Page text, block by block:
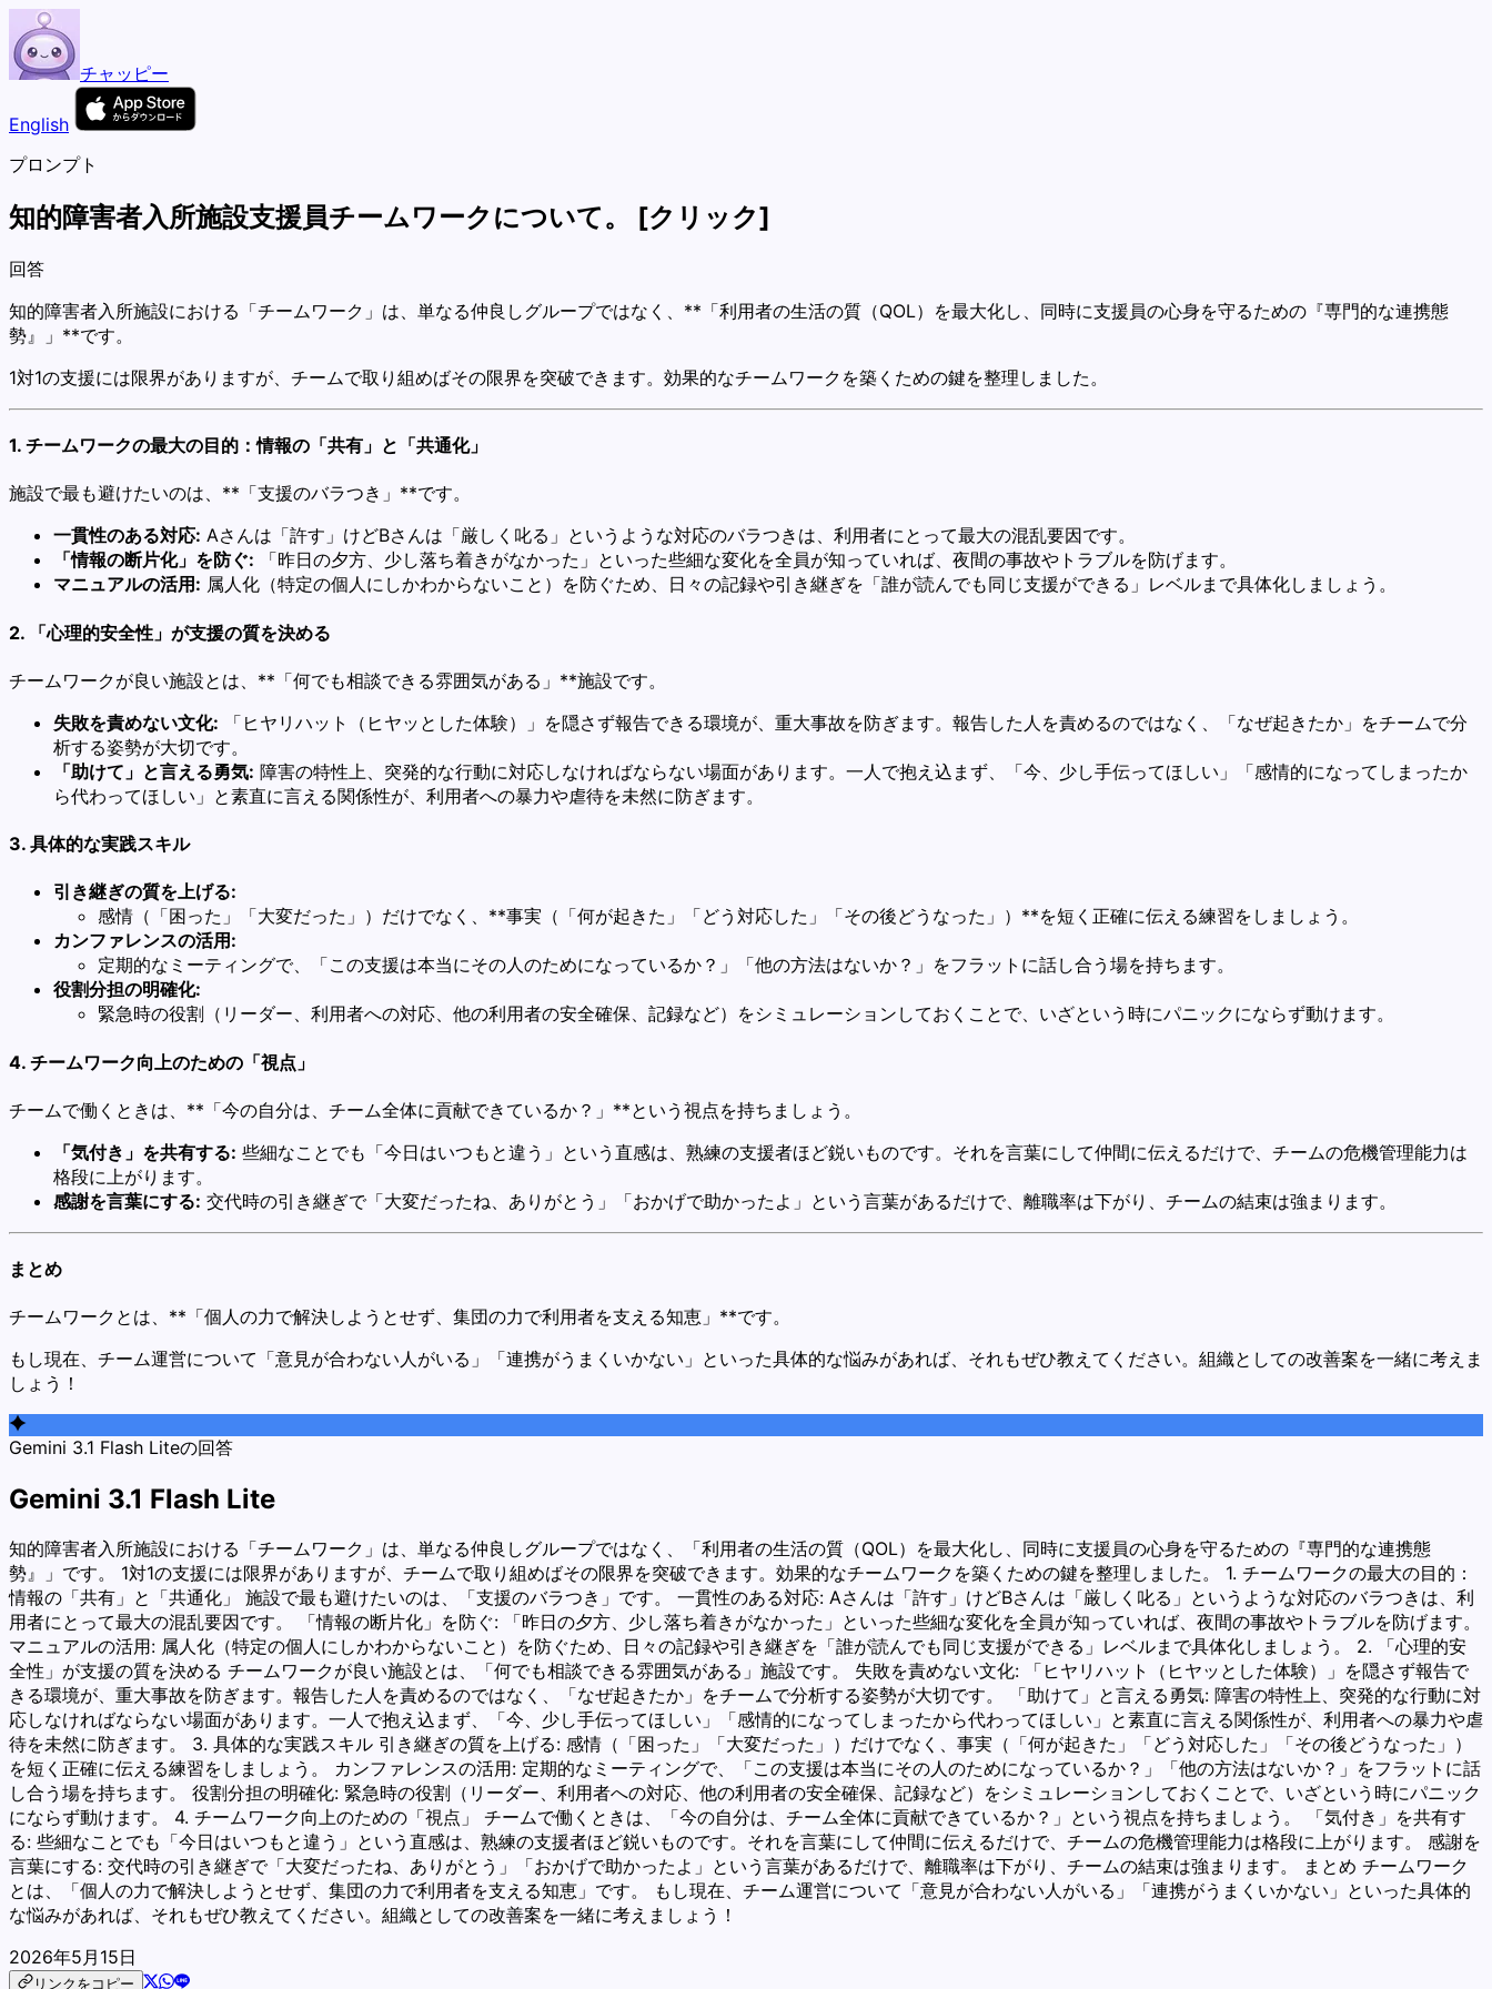
チャッピー
English
プロンプト
知的障害者入所施設支援員チームワークについて。 [クリック]
回答
知的障害者入所施設における「チームワーク」は、単なる仲良しグループではなく、**「利用者の生活の質（QOL）を最大化し、同時に支援員の心身を守るための『専門的な連携態
勢』」**です。
1対1の支援には限界がありますが、チームで取り組めばその限界を突破できます。効果的なチームワークを築くための鍵を整理しました。
1. チームワークの最大の目的：情報の「共有」と「共通化」
施設で最も避けたいのは、**「支援のバラつき」**です。
一貫性のある対応: Aさんは「許す」けどBさんは「厳しく叱る」というような対応のバラつきは、利用者にとって最大の混乱要因です。
「情報の断片化」を防ぐ: 「昨日の夕方、少し落ち着きがなかった」といった些細な変化を全員が知っていれば、夜間の事故やトラブルを防げます。
マニュアルの活用: 属人化（特定の個人にしかわからないこと）を防ぐため、日々の記録や引き継ぎを「誰が読んでも同じ支援ができる」レベルまで具体化しましょう。
2. 「心理的安全性」が支援の質を決める
チームワークが良い施設とは、**「何でも相談できる雰囲気がある」**施設です。
失敗を責めない文化: 「ヒヤリハット（ヒヤッとした体験）」を隠さず報告できる環境が、重大事故を防ぎます。報告した人を責めるのではなく、「なぜ起きたか」をチームで分
析する姿勢が大切です。
「助けて」と言える勇気: 障害の特性上、突発的な行動に対応しなければならない場面があります。一人で抱え込まず、「今、少し手伝ってほしい」「感情的になってしまったか
ら代わってほしい」と素直に言える関係性が、利用者への暴力や虐待を未然に防ぎます。
3. 具体的な実践スキル
引き継ぎの質を上げる:
感情（「困った」「大変だった」）だけでなく、**事実（「何が起きた」「どう対応した」「その後どうなった」）**を短く正確に伝える練習をしましょう。
カンファレンスの活用:
定期的なミーティングで、「この支援は本当にその人のためになっているか？」「他の方法はないか？」をフラットに話し合う場を持ちます。
役割分担の明確化:
緊急時の役割（リーダー、利用者への対応、他の利用者の安全確保、記録など）をシミュレーションしておくことで、いざという時にパニックにならず動けます。
4. チームワーク向上のための「視点」
チームで働くときは、**「今の自分は、チーム全体に貢献できているか？」**という視点を持ちましょう。
「気付き」を共有する: 些細なことでも「今日はいつもと違う」という直感は、熟練の支援者ほど鋭いものです。それを言葉にして仲間に伝えるだけで、チームの危機管理能力は
格段に上がります。
感謝を言葉にする: 交代時の引き継ぎで「大変だったね、ありがとう」「おかげで助かったよ」という言葉があるだけで、離職率は下がり、チームの結束は強まります。
まとめ
チームワークとは、**「個人の力で解決しようとせず、集団の力で利用者を支える知恵」**です。
もし現在、チーム運営について「意見が合わない人がいる」「連携がうまくいかない」といった具体的な悩みがあれば、それもぜひ教えてください。組織としての改善案を一緒に考えま
しょう！
Gemini 3.1 Flash Liteの回答
Gemini 3.1 Flash Lite
知的障害者入所施設における「チームワーク」は、単なる仲良しグループではなく、「利用者の生活の質（QOL）を最大化し、同時に支援員の心身を守るための『専門的な連携態
勢』」です。 1対1の支援には限界がありますが、チームで取り組めばその限界を突破できます。効果的なチームワークを築くための鍵を整理しました。 1. チームワークの最大の目的：
情報の「共有」と「共通化」 施設で最も避けたいのは、「支援のバラつき」です。 一貫性のある対応: Aさんは「許す」けどBさんは「厳しく叱る」というような対応のバラつきは、利
用者にとって最大の混乱要因です。 「情報の断片化」を防ぐ: 「昨日の夕方、少し落ち着きがなかった」といった些細な変化を全員が知っていれば、夜間の事故やトラブルを防げます。
マニュアルの活用: 属人化（特定の個人にしかわからないこと）を防ぐため、日々の記録や引き継ぎを「誰が読んでも同じ支援ができる」レベルまで具体化しましょう。 2. 「心理的安
全性」が支援の質を決める チームワークが良い施設とは、「何でも相談できる雰囲気がある」施設です。 失敗を責めない文化: 「ヒヤリハット（ヒヤッとした体験）」を隠さず報告で
きる環境が、重大事故を防ぎます。報告した人を責めるのではなく、「なぜ起きたか」をチームで分析する姿勢が大切です。 「助けて」と言える勇気: 障害の特性上、突発的な行動に対
応しなければならない場面があります。一人で抱え込まず、「今、少し手伝ってほしい」「感情的になってしまったから代わってほしい」と素直に言える関係性が、利用者への暴力や虐
待を未然に防ぎます。 3. 具体的な実践スキル 引き継ぎの質を上げる: 感情（「困った」「大変だった」）だけでなく、事実（「何が起きた」「どう対応した」「その後どうなった」）
を短く正確に伝える練習をしましょう。 カンファレンスの活用: 定期的なミーティングで、「この支援は本当にその人のためになっているか？」「他の方法はないか？」をフラットに話
し合う場を持ちます。 役割分担の明確化: 緊急時の役割（リーダー、利用者への対応、他の利用者の安全確保、記録など）をシミュレーションしておくことで、いざという時にパニック
にならず動けます。 4. チームワーク向上のための「視点」 チームで働くときは、「今の自分は、チーム全体に貢献できているか？」という視点を持ちましょう。 「気付き」を共有す
る: 些細なことでも「今日はいつもと違う」という直感は、熟練の支援者ほど鋭いものです。それを言葉にして仲間に伝えるだけで、チームの危機管理能力は格段に上がります。 感謝を
言葉にする: 交代時の引き継ぎで「大変だったね、ありがとう」「おかげで助かったよ」という言葉があるだけで、離職率は下がり、チームの結束は強まります。 まとめ チームワーク
とは、「個人の力で解決しようとせず、集団の力で利用者を支える知恵」です。 もし現在、チーム運営について「意見が合わない人がいる」「連携がうまくいかない」といった具体的
な悩みがあれば、それもぜひ教えてください。組織としての改善案を一緒に考えましょう！
2026年5月15日
リンクをコピー